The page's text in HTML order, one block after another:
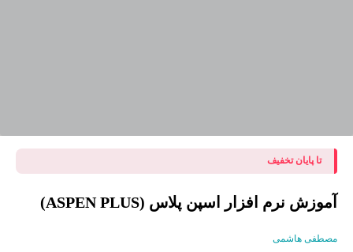
تا پایان تخفیف
آموزش نرم افزار اسپن پلاس (ASPEN PLUS)
مصطفی هاشمی